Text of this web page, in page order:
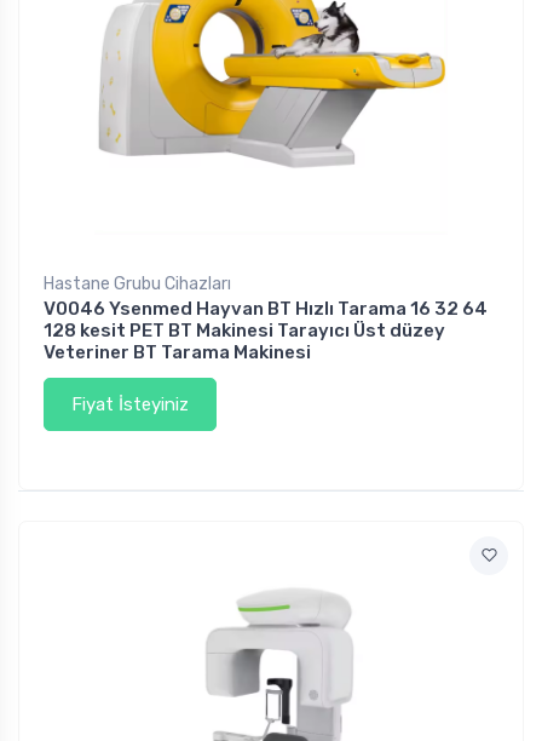
Hastane Grubu Cihazları
V0046 Ysenmed Hayvan BT Hızlı Tarama 16 32 64
128 kesit PET BT Makinesi Tarayıcı Üst düzey
Veteriner BT Tarama Makinesi
Fiyat İsteyiniz